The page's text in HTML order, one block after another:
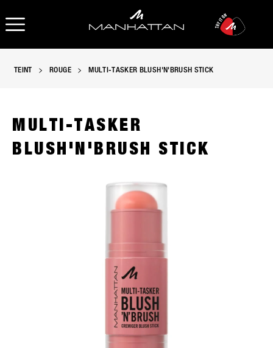
OPEN NAVIGATION
TEINT ROUGE MULTI-TASKER BLUSH'N'BRUSH STICK
MULTI-TASKER
BLUSH'N'BRUSH STICK